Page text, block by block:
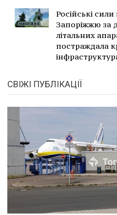
Російські
Запоріжжю за
літальних
постраждала
СВІЖІ ПУБЛІКАЦІЇ